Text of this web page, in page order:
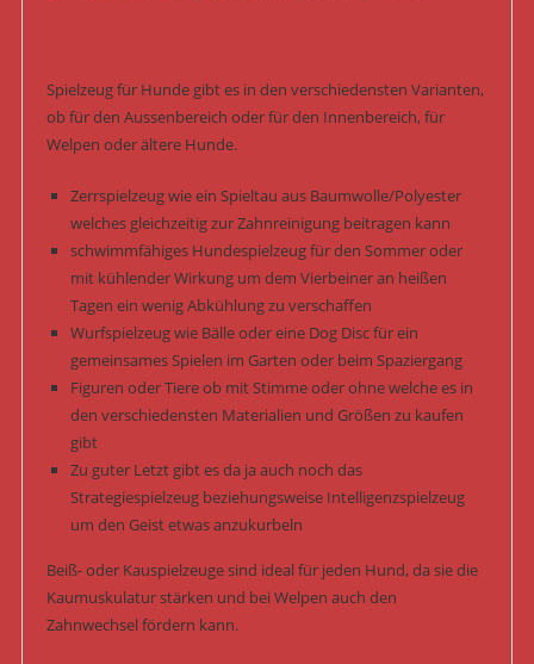
Spielzeug für Hunde gibt es in den verschiedensten Varianten,
ob für den Aussenbereich oder für den Innenbereich, für
Welpen oder ältere Hunde.
Zerrspielzeug wie ein Spieltau aus Baumwolle/Polyester
welches gleichzeitig zur Zahnreinigung beitragen kann
schwimmfähiges Hundespielzeug für den Sommer oder
mit kühlender Wirkung um dem Vierbeiner an heißen
Tagen ein wenig Abkühlung zu verschaffen
Wurfspielzeug wie Bälle oder eine Dog Disc für ein
gemeinsames Spielen im Garten oder beim Spaziergang
Figuren oder Tiere ob mit Stimme oder ohne welche es in
den verschiedensten Materialien und Größen zu kaufen
gibt
Zu guter Letzt gibt es da ja auch noch das
Strategiespielzeug beziehungsweise Intelligenzspielzeug
um den Geist etwas anzukurbeln
Beiß- oder Kauspielzeuge sind ideal für jeden Hund, da sie die
Kaumuskulatur stärken und bei Welpen auch den
Zahnwechsel fördern kann.